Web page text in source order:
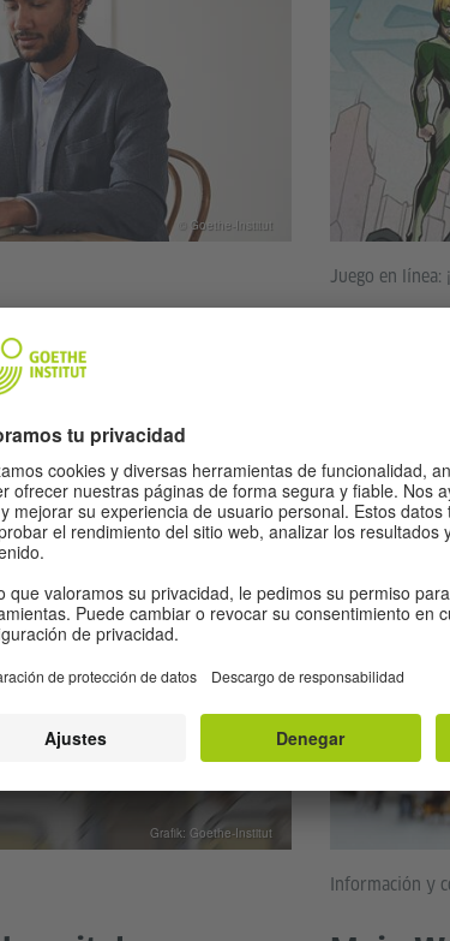
todo lo importante sobre el
en la vida laboral diaria.
lingüísticos de nivel B1/B2.
© Goethe-Institut
Juego en línea:
¡En este
fácilmente
Grafik: Goethe-Institut
Información y